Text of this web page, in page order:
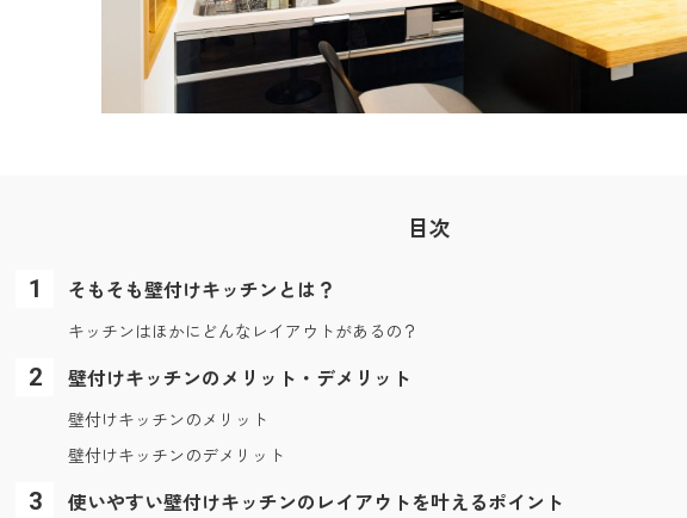
目次
そもそも壁付けキッチンとは？
キッチンはほかにどんなレイアウトがあるの？
壁付けキッチンのメリット・デメリット
壁付けキッチンのメリット
壁付けキッチンのデメリット
使いやすい壁付けキッチンのレイアウトを叶えるポイント